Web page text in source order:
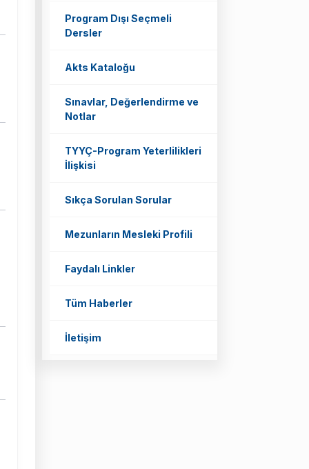
Program Dışı Seçmeli
Dersler
Akts Kataloğu
Sınavlar, Değerlendirme ve
Notlar
TYYÇ-Program Yeterlilikleri
İlişkisi
Sıkça Sorulan Sorular
Mezunların Mesleki Profili
Faydalı Linkler
Tüm Haberler
İletişim